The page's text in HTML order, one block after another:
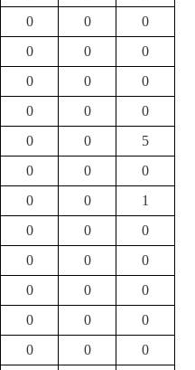
0 0
0
0 0
0
0 0
0
0 0
0
0 0
5
0 0 0
0 0
1
0 0
0
0 0 0
0 0
0
0 0
0
0 0
0